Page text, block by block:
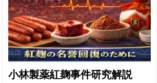
小林製薬紅麹事件研究解説